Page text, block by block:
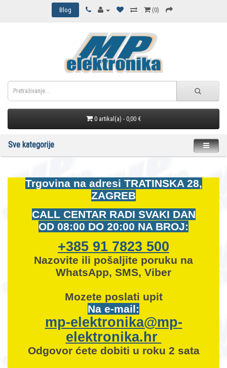
Blog (0)
0 artikal(a) - 0,00 €
Sve kategorije
Trgovina na adresi TRATINSKA 28,
ZAGREB
CALL CENTAR RADI SVAKI DAN
OD 08:00 DO 20:00 NA BROJ:
+385 91 7823 500
Nazovite ili pošaljite poruku na
WhatsApp, SMS, Viber
Mozete poslati upit
Na e-mail:
mp-elektronika@mp-
elektronika.hr
Odgovor ćete dobiti u roku 2 sata